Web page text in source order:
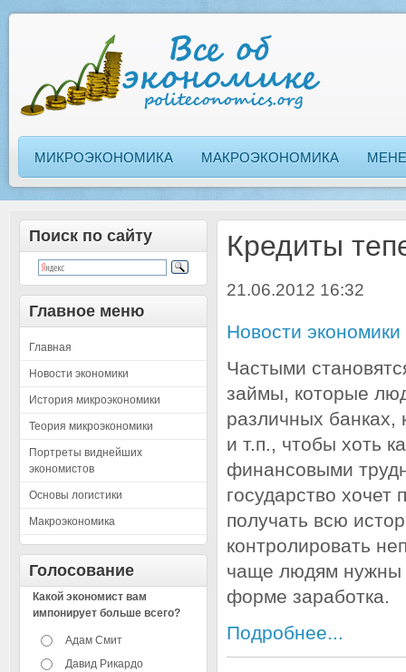
МИКРОЭКОНОМИКА МАКРОЭКОНОМИКА
Поиск по сайту
Главное меню
Главная
Новости экономики
История микроэкономики
Теория микроэкономики
Портреты виднейших
экономистов
Основы логистики
Макроэкономика
Голосование
Какой экономист вам
импонирует больше всего?
Адам Смит
Давид Рикардо
Кредиты
21.06.2012 16:32
Новости экономики
Частыми
займы, которые
различных банках,
и т.п., чтобы хоть
финансовыми
государство
получать всю
контролировать
чаще людям нужны
форме заработка.
Подробнее...